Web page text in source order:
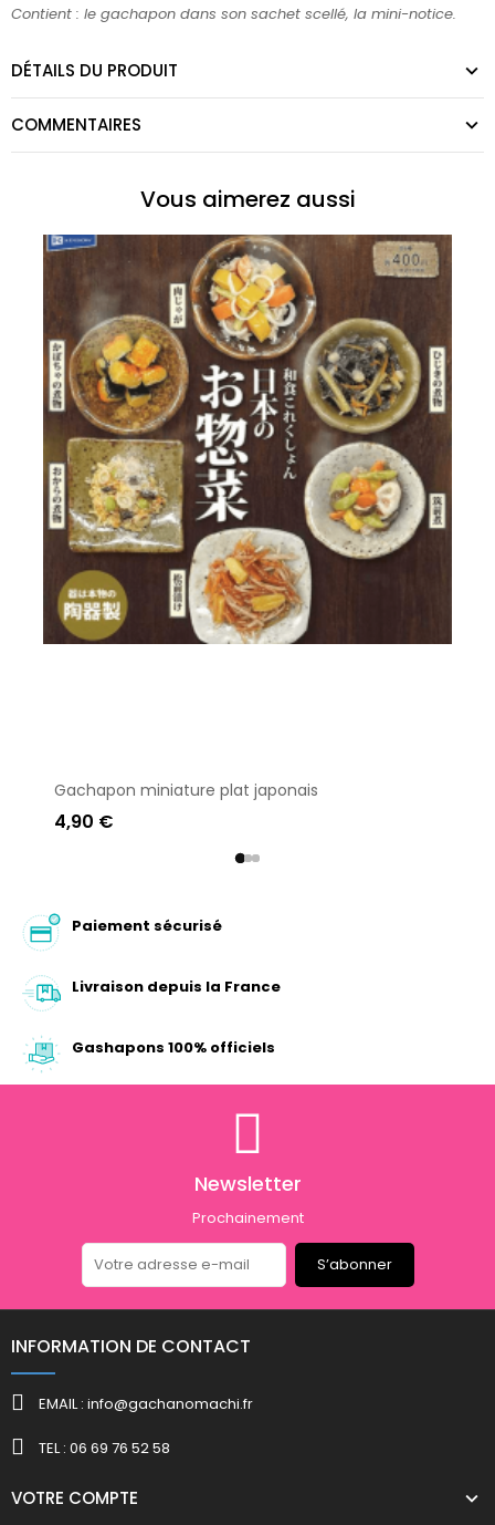
Contient : le gachapon dans son sachet scellé, la mini-notice.
DÉTAILS DU PRODUIT
COMMENTAIRES
Vous aimerez aussi
Gachapon miniature plat japonais
4,90 €
Paiement sécurisé
Livraison depuis la France
Gashapons 100% officiels
Newsletter
Prochainement
S’abonner
INFORMATION DE CONTACT
EMAIL : info@gachanomachi.fr
TEL : 06 69 76 52 58
VOTRE COMPTE